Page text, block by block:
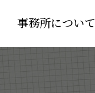
事務所について